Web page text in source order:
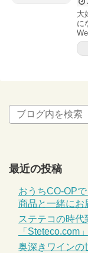
大
に
最近の投稿
おうちCO-OP
商品と一緒にお
ステテコの時
「Steteco.com
奥深きワインの